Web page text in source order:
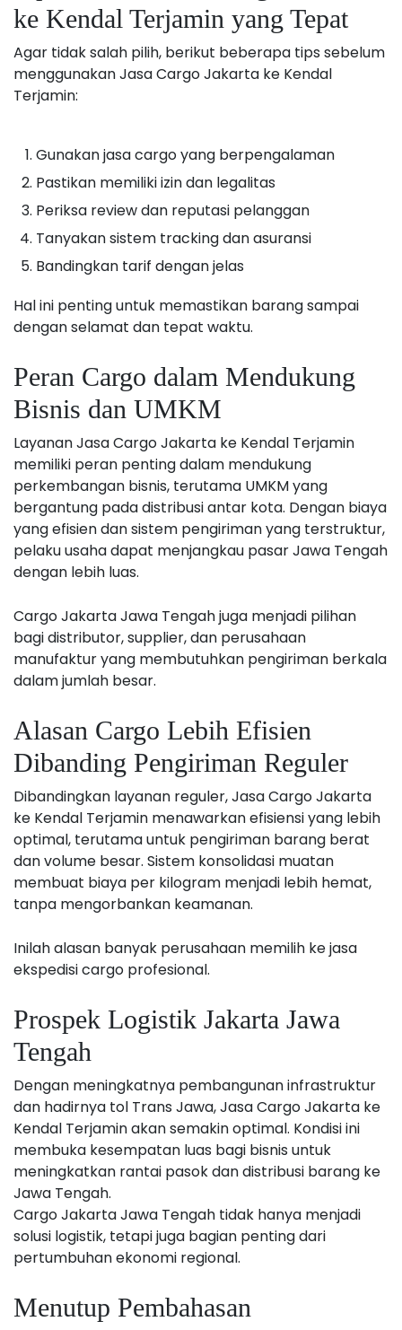
ke Kendal Terjamin yang Tepat
Agar tidak salah pilih, berikut beberapa tips sebelum
menggunakan Jasa Cargo Jakarta ke Kendal
Terjamin:
Gunakan jasa cargo yang berpengalaman
Pastikan memiliki izin dan legalitas
Periksa review dan reputasi pelanggan
Tanyakan sistem tracking dan asuransi
Bandingkan tarif dengan jelas
Hal ini penting untuk memastikan barang sampai
dengan selamat dan tepat waktu.
Peran Cargo dalam Mendukung
Bisnis dan UMKM
Layanan Jasa Cargo Jakarta ke Kendal Terjamin
memiliki peran penting dalam mendukung
perkembangan bisnis, terutama UMKM yang
bergantung pada distribusi antar kota. Dengan biaya
yang efisien dan sistem pengiriman yang terstruktur,
pelaku usaha dapat menjangkau pasar Jawa Tengah
dengan lebih luas.
Cargo Jakarta Jawa Tengah juga menjadi pilihan
bagi distributor, supplier, dan perusahaan
manufaktur yang membutuhkan pengiriman berkala
dalam jumlah besar.
Alasan Cargo Lebih Efisien
Dibanding Pengiriman Reguler
Dibandingkan layanan reguler, Jasa Cargo Jakarta
ke Kendal Terjamin menawarkan efisiensi yang lebih
optimal, terutama untuk pengiriman barang berat
dan volume besar. Sistem konsolidasi muatan
membuat biaya per kilogram menjadi lebih hemat,
tanpa mengorbankan keamanan.
Inilah alasan banyak perusahaan memilih ke jasa
ekspedisi cargo profesional.
Prospek Logistik Jakarta Jawa
Tengah
Dengan meningkatnya pembangunan infrastruktur
dan hadirnya tol Trans Jawa, Jasa Cargo Jakarta ke
Kendal Terjamin akan semakin optimal. Kondisi ini
membuka kesempatan luas bagi bisnis untuk
meningkatkan rantai pasok dan distribusi barang ke
Jawa Tengah.
Cargo Jakarta Jawa Tengah tidak hanya menjadi
solusi logistik, tetapi juga bagian penting dari
pertumbuhan ekonomi regional.
Menutup Pembahasan